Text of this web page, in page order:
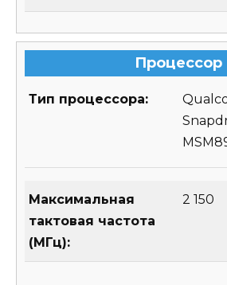
Процессор
Тип процессора:
Максимальная
тактовая частота
(МГц):
2 150